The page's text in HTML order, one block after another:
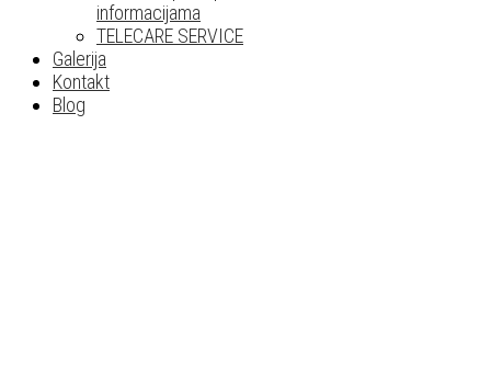
informacijama
TELECARE SERVICE
Galerija
Kontakt
Blog